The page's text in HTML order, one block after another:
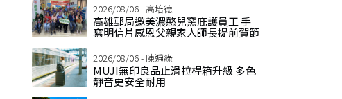
2026/08/06 - 高培德
高雄郵局邀美濃憨兒窯庇護員工 手
寫明信片感恩父親家人師長提前賀節
2026/08/06 - 陳遍綠
MUJI無印良品止滑拉桿箱升級 多色
靜音更安全耐用